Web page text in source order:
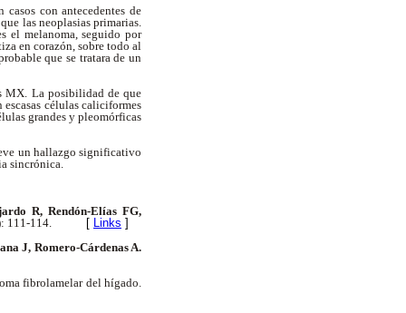
con antecedentes de
las neoplasias primarias.
el melanoma, seguido por
en corazón, sobre todo al
que se tratara de un
MX. La posibilidad de que
células caliciformes
grandes y pleomórficas
un hallazgo significativo
sincrónica.
R, Rendón-Elías FG,
111-114. [ Links ]
J, Romero-Cárdenas A.
fibrolamelar del hígado.